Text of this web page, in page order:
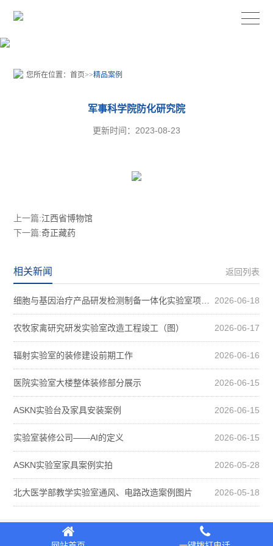
您所在位置：首页>>精品案例
军事科学院防化研究院
更新时间：2023-08-23
上一篇:江西省博物馆
下一篇:奇正藏药
返回列表
相关新闻
2026-06-18
细胞与基因治疗产品研发检测制备一体化实验室项目装修案例图
2026-06-17
农牧家禽研究研发实验室改造工程竣工（图）
2026-06-16
辐射实验室的装修建设前期工作
2026-06-15
医院实验室大楼整体装修部分展示
2026-06-15
ASKN实验台及家具安装案例
2026-06-15
实验室装修公司——AI的定义
2026-05-28
ASKN实验室家具案例实拍
2026-05-18
北大医学部教学实验室通风、电路改造案例图片
Copyright © 2026航天科恩